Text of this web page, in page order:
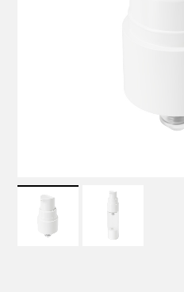
Recommended Specifications
推奨スペック